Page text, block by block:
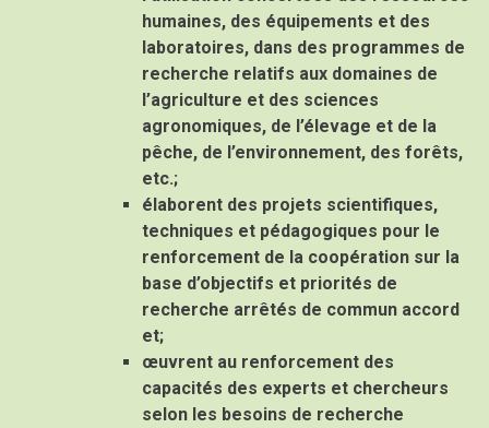
humaines, des équipements et des
laboratoires, dans des programmes de
recherche relatifs aux domaines de
l’agriculture et des sciences
agronomiques, de l’élevage et de la
pêche, de l’environnement, des forêts,
etc.;
élaborent des projets scientifiques,
techniques et pédagogiques pour le
renforcement de la coopération sur la
base d’objectifs et priorités de
recherche arrêtés de commun accord
et;
œuvrent au renforcement des
capacités des experts et chercheurs
selon les besoins de recherche